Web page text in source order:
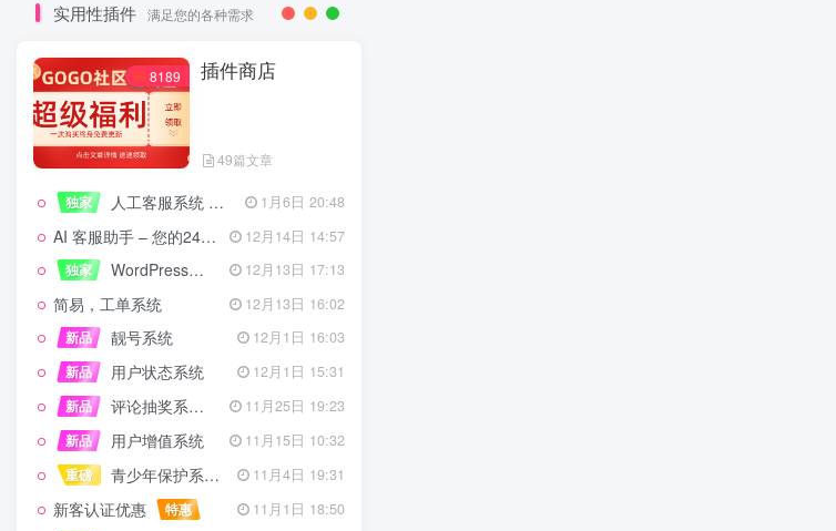
实用性插件 满足您的各种需求
8189 插件商店
49篇文章
独家 人工客服系统 技术开发文档 1月6日 20:48
AI 客服助手 – 您的24/7智能客服专家
12月14日 14:57
独家
WordPress设备管理器插件 – 专业版 12月13日 17:13
简易，工单系统
12月13日 16:02
新品
靓号系统
12月1日 16:03
新品
用户状态系统
12月1日 15:31
新品
评论抽奖系统 – 完整功能详解
11月25日 19:23
新品
用户增值系统
11月15日 10:32
重磅
青少年保护系统 专为子比主题开发 11月4日 19:31
新客认证优惠 特惠
11月1日 18:50